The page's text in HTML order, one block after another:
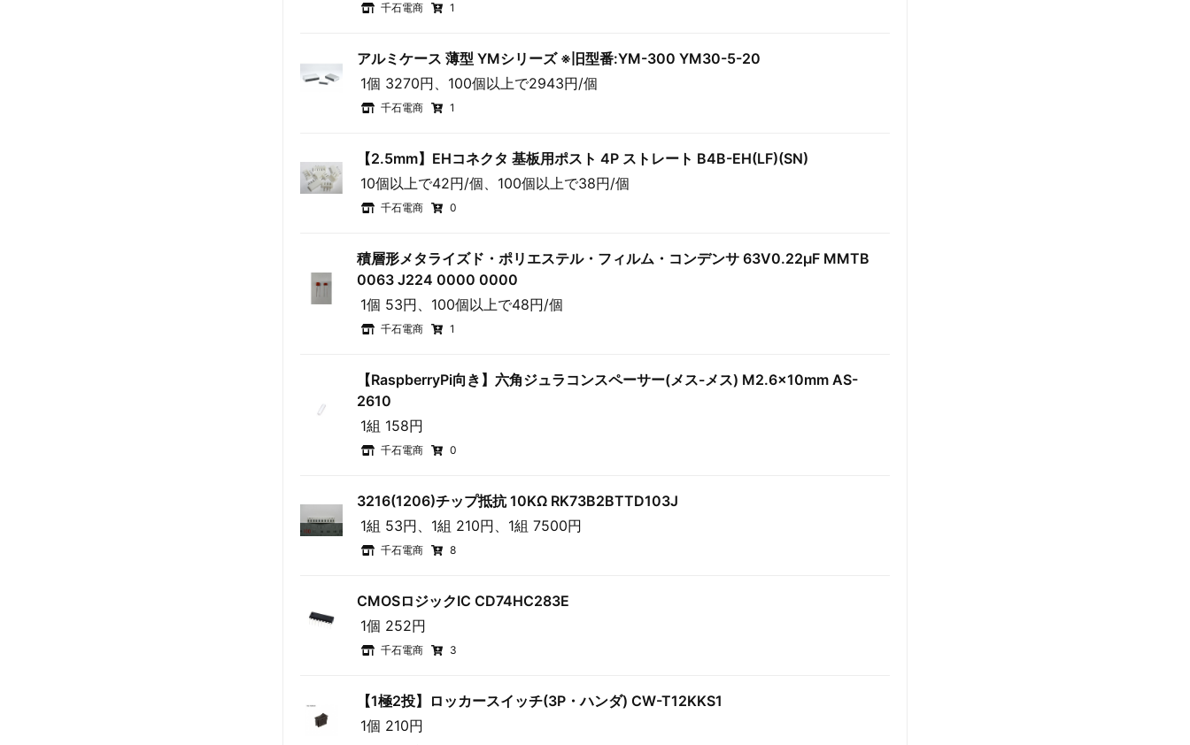
千石電商 1
アルミケース 薄型 YMシリーズ ※旧型番:YM-300 YM30-5-20
1個 3270円、100個以上で2943円/個
千石電商 1
【2.5mm】EHコネクタ 基板用ポスト 4P ストレート B4B-EH(LF)(SN)
10個以上で42円/個、100個以上で38円/個
千石電商 0
積層形メタライズド・ポリエステル・フィルム・コンデンサ 63V0.22μF MMTB
0063 J224 0000 0000
1個 53円、100個以上で48円/個
千石電商 1
【RaspberryPi向き】六角ジュラコンスペーサー(メス-メス) M2.6×10mm AS-
2610
1組 158円
千石電商 0
3216(1206)チップ抵抗 10KΩ RK73B2BTTD103J
1組 53円、1組 210円、1組 7500円
千石電商 8
CMOSロジックIC CD74HC283E
1個 252円
千石電商 3
【1極2投】ロッカースイッチ(3P・ハンダ) CW-T12KKS1
1個 210円